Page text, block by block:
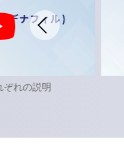
イース